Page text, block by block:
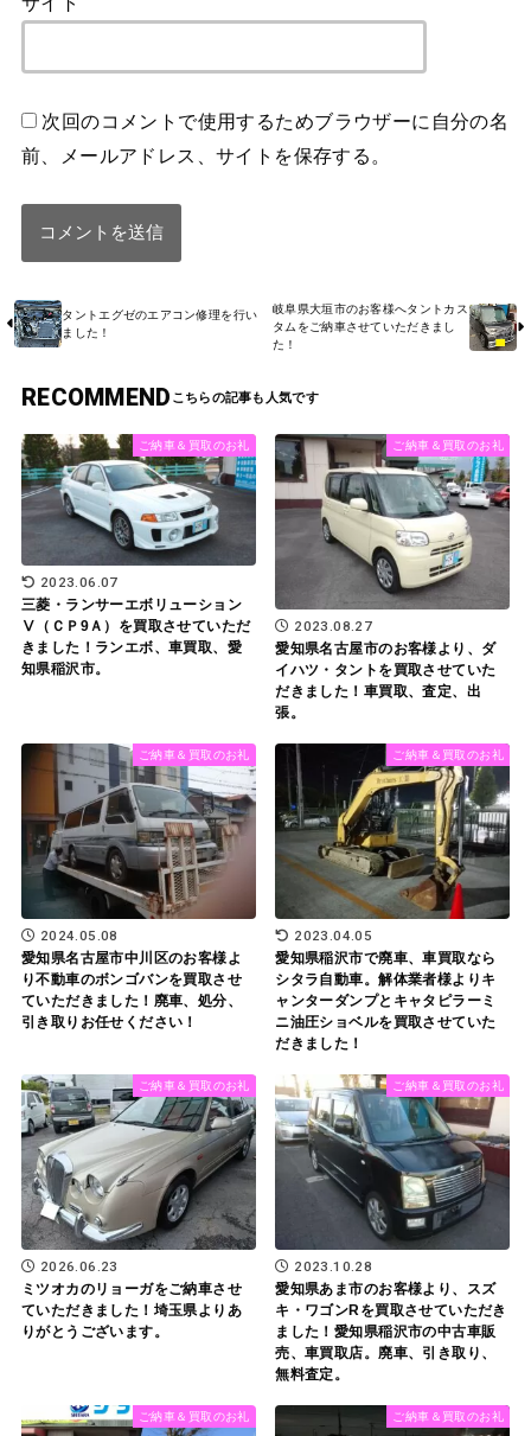
次回のコメントで使用するためブラウザーに自分の名
前、メールアドレス、サイトを保存する。
タントエグゼのエアコン修理を行い
ました！
岐阜県大垣市のお客様へタントカス
タムをご納車させていただきまし
た！
RECOMMEND
ご納車＆買取のお礼
2023.06.07
三菱・ランサーエボリューション
Ⅴ（ＣＰ9Ａ）を買取させていただ
きました！ランエボ、車買取、愛
知県稲沢市。
ご納車＆買取のお礼
2023.08.27
愛知県名古屋市のお客様より、ダ
イハツ・タントを買取させていた
だきました！車買取、査定、出
張。
ご納車＆買取のお礼
2024.05.08
愛知県名古屋市中川区のお客様よ
り不動車のボンゴバンを買取させ
ていただきました！廃車、処分、
引き取りお任せください！
ご納車＆買取のお礼
2023.04.05
愛知県稲沢市で廃車、車買取なら
シタラ自動車。解体業者様よりキ
ャンターダンプとキャタピラーミ
ニ油圧ショベルを買取させていた
だきました！
ご納車＆買取のお礼
2026.06.23
ミツオカのリョーガをご納車させ
ていただきました！埼玉県よりあ
りがとうございます。
ご納車＆買取のお礼
2023.10.28
愛知県あま市のお客様より、スズ
キ・ワゴンRを買取させていただき
ました！愛知県稲沢市の中古車販
売、車買取店。廃車、引き取り、
無料査定。
ご納車＆買取のお礼 ご納車＆買取のお礼